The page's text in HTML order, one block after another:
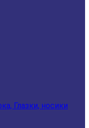
Глазки, носики